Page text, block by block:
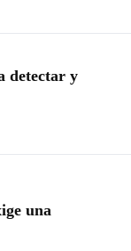
detectar y
una